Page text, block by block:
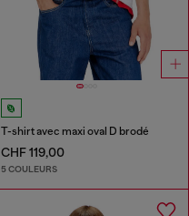
T-shirt avec maxi oval D brodé
CHF 119,00
5 COULEURS